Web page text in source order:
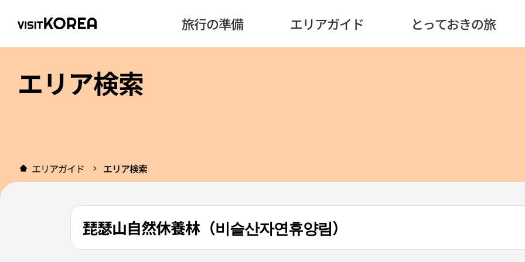
旅行の準備 エリアガイド とっておきの旅
エリア検索
エリアガイド エリア検索
琵瑟山自然休養林（비슬산자연휴양림）